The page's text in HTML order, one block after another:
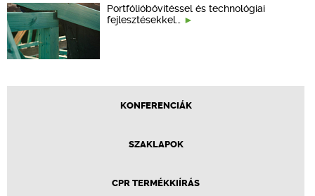
Portfólióbővítéssel és technológiai
fejlesztésekkel…
KONFERENCIÁK
SZAKLAPOK
CPR TERMÉKKIÍRÁS